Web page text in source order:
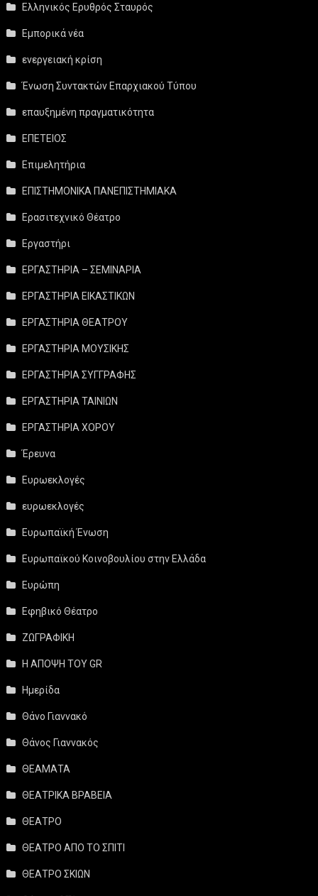
Ελληνικός Ερυθρός Σταυρός
Εμπορικά νέα
ενεργειακή κρίση
Ένωση Συντακτών Επαρχιακού Τύπου
επαυξημένη πραγματικότητα
ΕΠΕΤΕΙΟΣ
Επιμελητήρια
ΕΠΙΣΤΗΜΟΝΙΚΑ ΠΑΝΕΠΙΣΤΗΜΙΑΚΑ
Ερασιτεχνικό Θέατρο
Εργαστήρι
ΕΡΓΑΣΤΗΡΙΑ – ΣΕΜΙΝΑΡΙΑ
ΕΡΓΑΣΤΗΡΙΑ ΕΙΚΑΣΤΙΚΩΝ
ΕΡΓΑΣΤΗΡΙΑ ΘΕΑΤΡΟΥ
ΕΡΓΑΣΤΗΡΙΑ ΜΟΥΣΙΚΗΣ
ΕΡΓΑΣΤΗΡΙΑ ΣΥΓΓΡΑΦΗΣ
ΕΡΓΑΣΤΗΡΙΑ ΤΑΙΝΙΩΝ
ΕΡΓΑΣΤΗΡΙΑ ΧΟΡΟΥ
Έρευνα
Ευρωεκλογές
ευρωεκλογές
Ευρωπαϊκή Ένωση
Ευρωπαϊκού Κοινοβουλίου στην Ελλάδα
Ευρώπη
Εφηβικό Θέατρο
ΖΩΓΡΑΦΙΚΗ
Η ΑΠΟΨΗ ΤΟΥ GR
Ημερίδα
Θάνο Γιαννακό
Θάνος Γιαννακός
ΘΕΑΜΑΤΑ
ΘΕΑΤΡΙΚΑ ΒΡΑΒΕΙΑ
ΘΕΑΤΡΟ
ΘΕΑΤΡΟ ΑΠΟ ΤΟ ΣΠΙΤΙ
ΘΕΑΤΡΟ ΣΚΙΩΝ